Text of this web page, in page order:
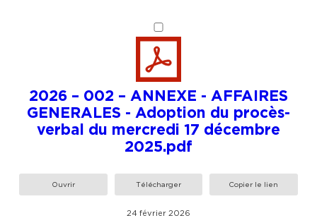
2026 – 002 – ANNEXE - AFFAIRES
GENERALES - Adoption du procès-
verbal du mercredi 17 décembre
2025.pdf
Ouvrir Télécharger Copier le lien
24 février 2026